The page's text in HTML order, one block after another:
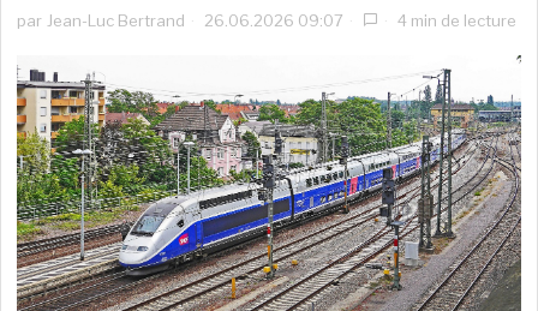
par Jean-Luc Bertrand 26.06.2026 09:07 4 min de lecture